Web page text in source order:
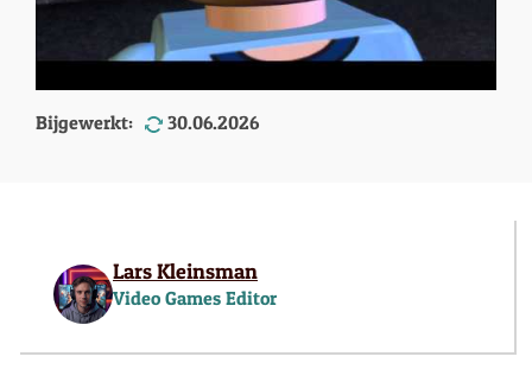
Bijgewerkt: 30.06.2026
Lars Kleinsman
Video Games Editor